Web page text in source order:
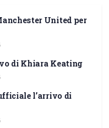
United per
di Khiara Keating
l’arrivo di